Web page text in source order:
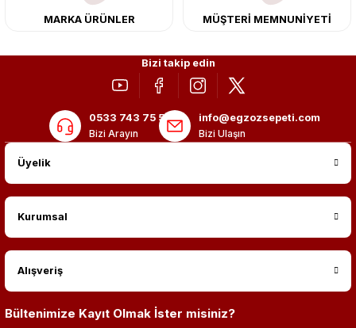
MARKA ÜRÜNLER MÜŞTERİ MEMNUNİYETİ
Bizi takip edin
0533 743 75 56
Bizi Arayın
info@egzozsepeti.com
Bizi Ulaşın
Üyelik
Kurumsal
Alışveriş
Bültenimize Kayıt Olmak İster misiniz?